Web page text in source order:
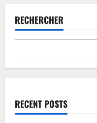
en
Lozère
:
mon
choisir
sans
RECHERCHER
RECENT POSTS